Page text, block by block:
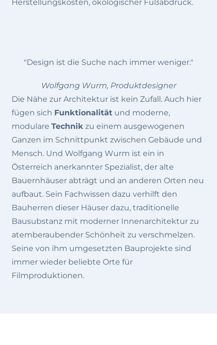
Herstellungskosten, ökologischer Fußabdruck.
"Design ist die Suche nach immer weniger."
Wolfgang Wurm, Produktdesigner
Die Nähe zur Architektur ist kein Zufall. Auch hier
fügen sich Funktionalität und moderne,
modulare Technik zu einem ausgewogenen
Ganzen im Schnittpunkt zwischen Gebäude und
Mensch. Und Wolfgang Wurm ist ein in
Österreich anerkannter Spezialist, der alte
Bauernhäuser abträgt und an anderen Orten neu
aufbaut. Sein Fachwissen dazu verhilft den
Bauherren dieser Häuser dazu, traditionelle
Bausubstanz mit moderner Innenarchitektur zu
atemberaubender Schönheit zu verschmelzen.
Seine von ihm umgesetzten Bauprojekte sind
immer wieder beliebte Orte für
Filmproduktionen.